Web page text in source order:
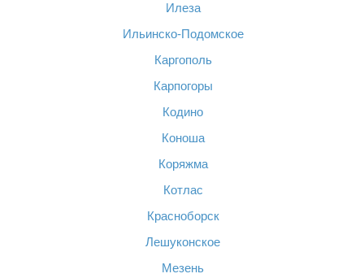
Илеза
Ильинско-Подомское
Каргополь
Карпогоры
Кодино
Коноша
Коряжма
Котлас
Красноборск
Лешуконское
Мезень